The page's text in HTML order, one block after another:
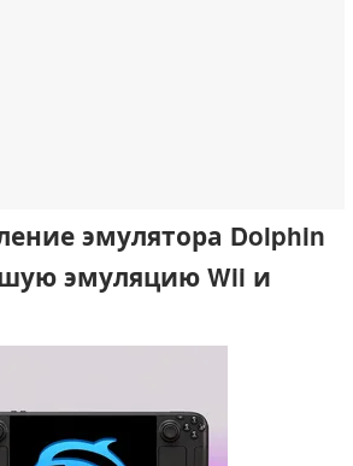
эмулятора Dolphin
эмуляцию Wii и